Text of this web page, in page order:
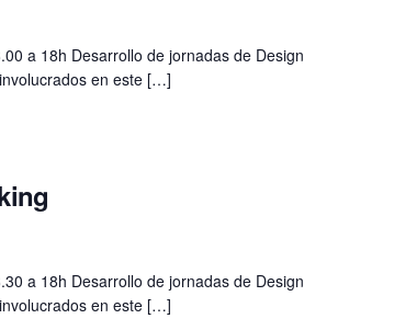
a 18h Desarrollo de jornadas de Design
en este […]
a 18h Desarrollo de jornadas de Design
en este […]